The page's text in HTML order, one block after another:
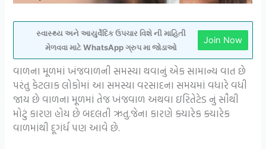
સ્વાસ્થ્ય અને આયુર્વેદિક ઉપચાર વિશે ની માહિતી
મેળવવા માટે WhatsApp ગ્રુપ મા જોડાઓ
Join Now
વાળના મૂળમાં ખંજવાળની સમસ્યા થવાનું એક સામાન્ય વાત છે
પરંતુ કેટલાક લોકોમાં આ સમસ્યા વરસાદના સમયમાં વધારે વધી
જાય છે વાળના મૂળમાં તેજ ખંજવાળ અથવા ઇરિતેટેડ નું સૌથી
મોટું કારણ હોય છે બદલતી ઋતુ.જેના કારણે ક્યારેક ક્યારેક
વાળમાંથી દૂગંર્ધ પણ આવે છે.